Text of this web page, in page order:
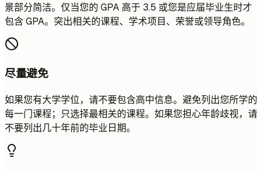
景部分简洁。仅当您的 GPA 高于 3.5 或您是应届毕业生时才
包含 GPA。突出相关的课程、学术项目、荣誉或领导角色。
尽量避免
如果您有大学学位，请不要包含高中信息。避免列出您所学的
每一门课程；只选择最相关的课程。如果您担心年龄歧视，请
不要列出几十年前的毕业日期。